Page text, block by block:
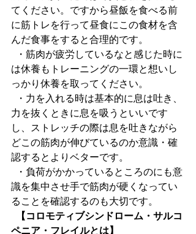
てください。ですから昼飯を食べる前
に筋トレを行って昼食にこの食材を含
んだ食事をすると合理的です。
は休養もトレーニングの一環と想いし
っかり休養を取ってください。
力を抜くときに息を吸うといいです
し、ストレッチの際は息を吐きながら
どこの筋肉が伸びているのか意識・確
認するとよりベターです。
識を集中させ手で筋肉が硬くなってい
ることを確認するのも大切です。
【コロモティブシンドローム・サルコ
ペニア・フレイルとは】